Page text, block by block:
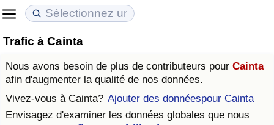
Trafic à Cainta
Nous avons besoin de plus de contributeurs pour Cainta
afin d'augmenter la qualité de nos données.
Vivez-vous à Cainta? Ajouter des donnéespour Cainta
Envisagez d'examiner les données globales que nous
Coût de la vie
Indice du Coût de la Vie (Actuel)
Indice du Coût de la Vie
Prix de l'immobilier
Indice des Prix de l'immobilier (Actuel)
Indice des Prix de l'immobilier
Qualité de Vie
Indice de Qualité de Vie
Indice de Qualité de Vie (Actuel)